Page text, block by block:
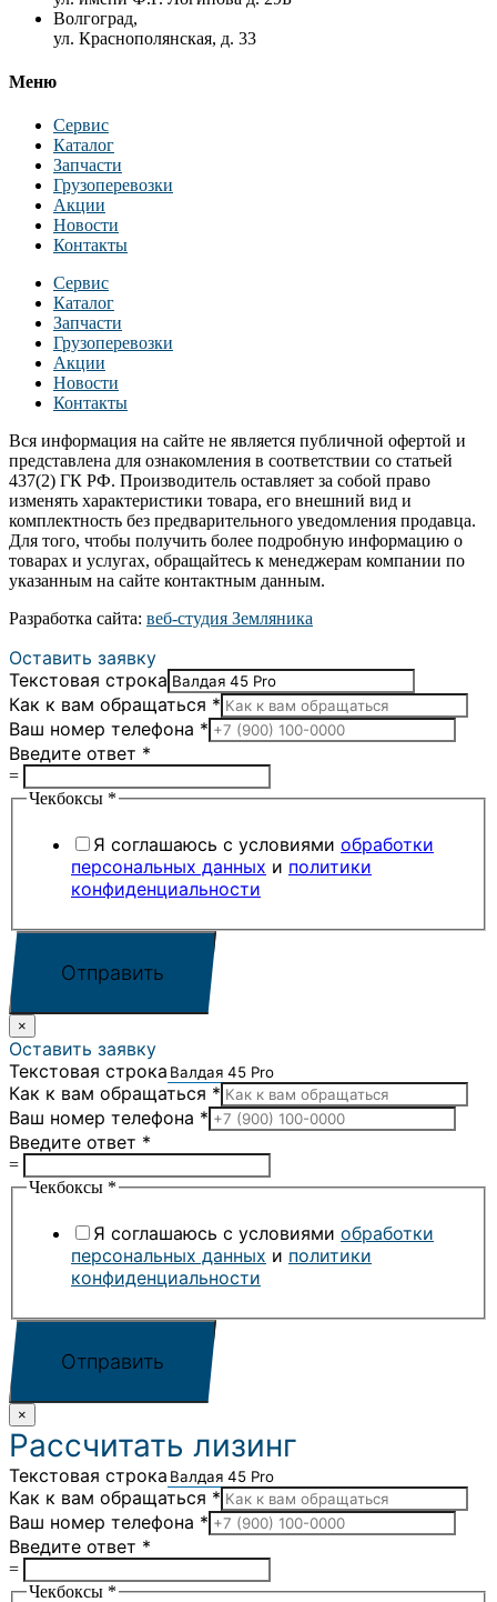
Волгоград,
ул. Краснополянская, д. 33
Меню
Сервис
Каталог
Запчасти
Грузоперевозки
Акции
Новости
Контакты
Сервис
Каталог
Запчасти
Грузоперевозки
Акции
Новости
Контакты
Вся информация на сайте не является публичной офертой и
представлена для ознакомления в соответствии со статьей
437(2) ГК РФ. Производитель оставляет за собой право
изменять характеристики товара, его внешний вид и
комплектность без предварительного уведомления продавца.
Для того, чтобы получить более подробную информацию о
товарах и услугах, обращайтесь к менеджерам компании по
указанным на сайте контактным данным.
Разработка сайта: веб-студия Земляника
Оставить заявку
Текстовая строка
Как к вам обращаться *
Ваш номер телефона *
Введите ответ *
=
Чекбоксы *
Я соглашаюсь с условиями обработки
персональных данных и политики
конфиденциальности
Отправить
×
Оставить заявку
Текстовая строка
Как к вам обращаться *
Ваш номер телефона *
Введите ответ *
=
Чекбоксы *
Я соглашаюсь с условиями обработки
персональных данных и политики
конфиденциальности
Отправить
×
Рассчитать лизинг
Текстовая строка
Как к вам обращаться *
Ваш номер телефона *
Введите ответ *
=
Чекбоксы *